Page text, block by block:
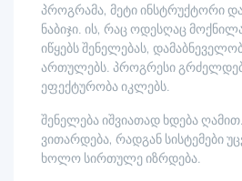
პროგრამა, მეტი ინსტრუქტორი
ნაბიჯი. ის, რაც ოდესღაც
იწყებს შენელებას,
ართულებს. პროგრესი
ეფექტურობა იკლებს.
შენელება იშვიათად ხდება
ვითარდება, რადგან სისტემები
ხოლო სირთულე იზრდება.